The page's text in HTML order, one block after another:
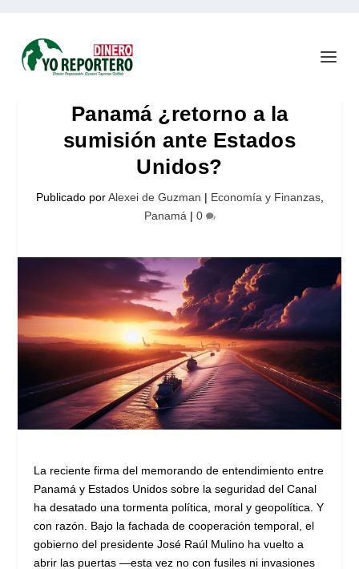
Panamá ¿retorno a la
sumisión ante Estados
Unidos?
Publicado porAlexei de Guzman | Economía y Finanzas,
Panamá | 0
La reciente firma del memorando de entendimiento entre
Panamá y Estados Unidos sobre la seguridad del Canal
ha desatado una tormenta política, moral y geopolítica. Y
con razón. Bajo la fachada de cooperación temporal, el
gobierno del presidente José Raúl Mulino ha vuelto a
abrir las puertas —esta vez no con fusiles ni invasiones